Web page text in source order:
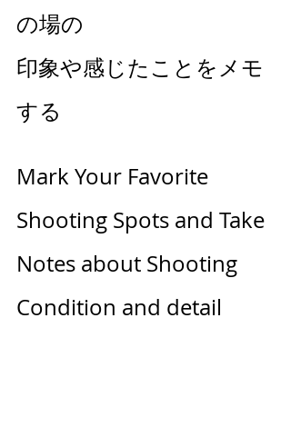
の場の
印象や感じたことをメモ
する
Mark Your Favorite
Shooting Spots and Take
Notes about Shooting
Condition and detail